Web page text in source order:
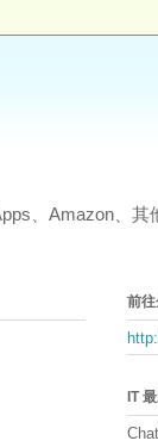
、Amazon、
前
IT